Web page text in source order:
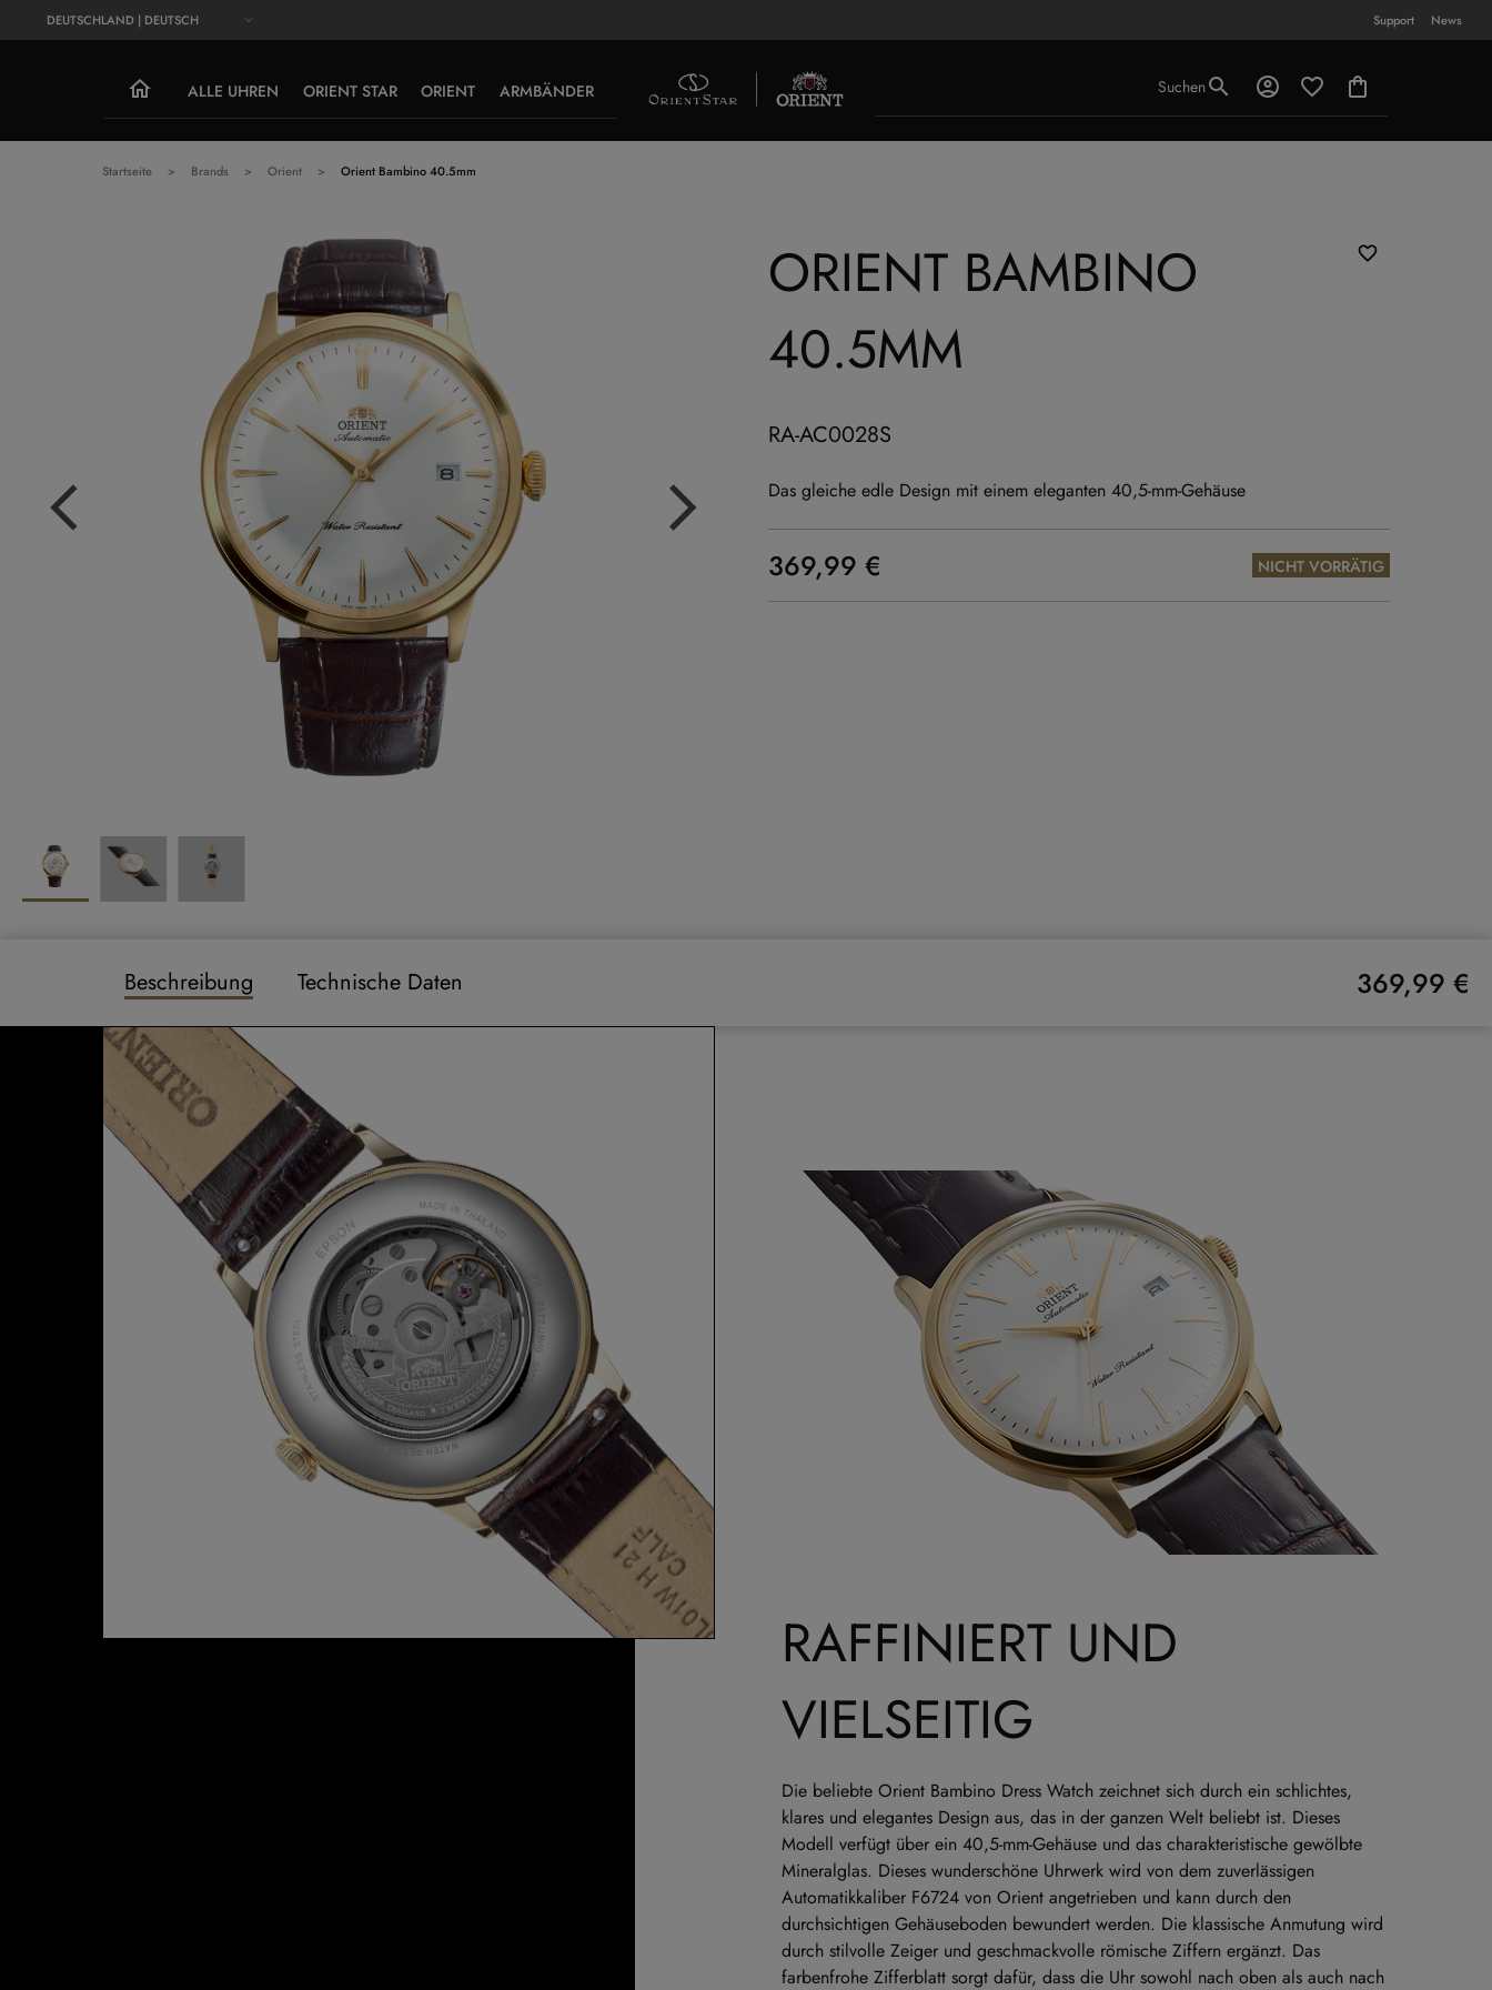
DEUTSCHLAND | DEUTSCH Support News
ALLE UHREN ORIENT STAR ORIENT ARMBÄNDER Suchen
Startseite Brands Orient Orient Bambino 40.5mm
ORIENT BAMBINO
40.5MM
RA-AC0028S
Das gleiche edle Design mit einem eleganten 40,5-mm-Gehäuse
369,99 € NICHT VORRÄTIG
Beschreibung Technische Daten 369,99 €
RAFFINIERT UND
VIELSEITIG
Die beliebte Orient Bambino Dress Watch zeichnet sich durch ein schlichtes,
klares und elegantes Design aus, das in der ganzen Welt beliebt ist. Dieses
Modell verfügt über ein 40,5-mm-Gehäuse und das charakteristische gewölbte
Mineralglas. Dieses wunderschöne Uhrwerk wird von dem zuverlässigen
Automatikkaliber F6724 von Orient angetrieben und kann durch den
durchsichtigen Gehäuseboden bewundert werden. Die klassische Anmutung wird
durch stilvolle Zeiger und geschmackvolle römische Ziffern ergänzt. Das
farbenfrohe Zifferblatt sorgt dafür, dass die Uhr sowohl nach oben als auch nach